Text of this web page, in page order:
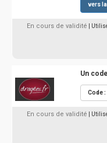
vers
En cours de validité |
Un
Code
En cours de validité |